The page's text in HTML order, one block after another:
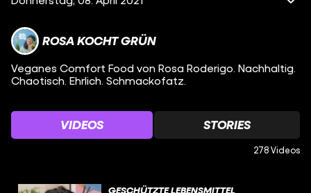
ROSA KOCHT GRÜN
Veganes Comfort Food von Rosa Roderigo. Nachhaltig.
Chaotisch. Ehrlich. Schmackofatz.
VIDEOS STORIES
278 Videos
GESCHÜTZTE LEBENSMITTEL